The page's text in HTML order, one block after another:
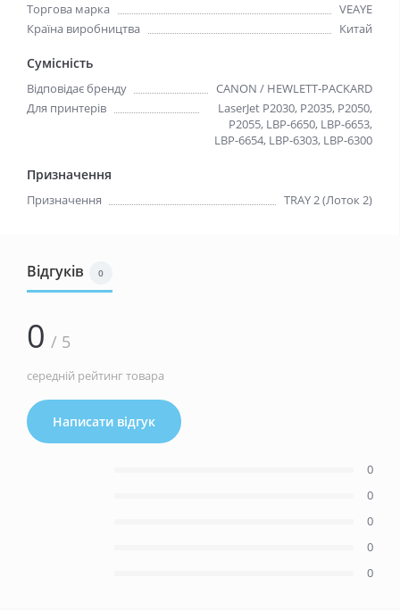
Торгова марка
VEAYE
Країна виробництва
Китай
Сумісність
Відповідає бренду
CANON / HEWLETT-PACKARD
Для принтерів
LaserJet P2030, P2035, P2050,
P2055, LBP-6650, LBP-6653,
LBP-6654, LBP-6303, LBP-6300
Призначення
Призначення TRAY 2 (Лоток 2)
Відгуків 0
0 / 5
середній рейтинг товара
Написати відгук
0
0
0
0
0